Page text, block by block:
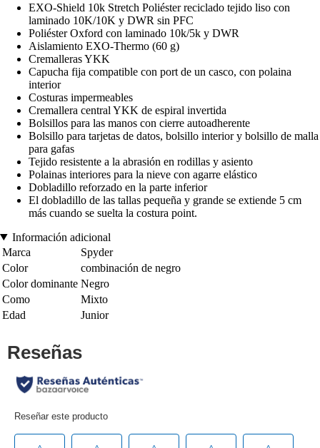
EXO-Shield 10k Stretch Poliéster reciclado tejido liso con
laminado 10K/10K y DWR sin PFC
Poliéster Oxford con laminado 10k/5k y DWR
Aislamiento EXO-Thermo (60 g)
Cremalleras YKK
Capucha fija compatible con port de un casco, con polaina
interior
Costuras impermeables
Cremallera central YKK de espiral invertida
Bolsillos para las manos con cierre autoadherente
Bolsillo para tarjetas de datos, bolsillo interior y bolsillo de malla
para gafas
Tejido resistente a la abrasión en rodillas y asiento
Polainas interiores para la nieve con agarre elástico
Dobladillo reforzado en la parte inferior
El dobladillo de las tallas pequeña y grande se extiende 5 cm
más cuando se suelta la costura point.
Información adicional
Marca
Spyder
Color
combinación de negro
Color dominante Negro
Como
Mixto
Edad
Junior